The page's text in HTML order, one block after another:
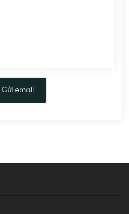
Gửi email